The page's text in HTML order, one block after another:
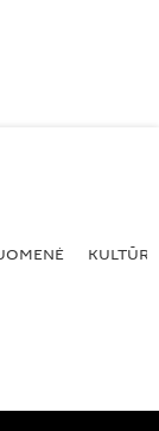
KULTŪRA